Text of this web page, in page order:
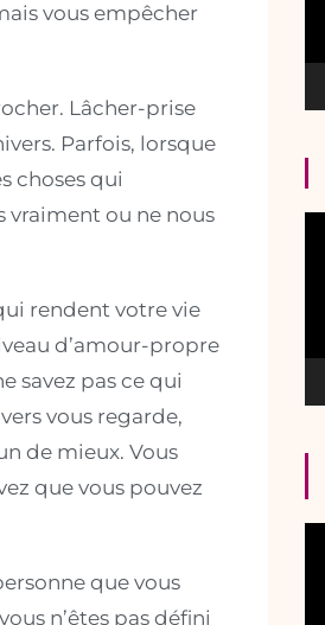
vous empêcher
Lâcher-prise
Parfois, lorsque
choses qui
vraiment ou ne nous
rendent votre vie
d’amour-propre
savez pas ce qui
vous regarde,
de mieux. Vous
que vous pouvez
que vous
n’êtes pas défini